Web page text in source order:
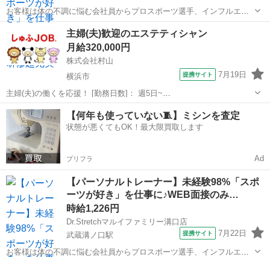
お客様は体の不調に悩む会社員からプロスポーツ選手、インフルエン
サーなど様々！ ストレッチを通して肩こりや腰痛などの悩みを改善し
たり ボディメイクやコンディショニングを行います！ <お仕事の流れ
> ▼受付 ▼ヒアリングシート...
横浜市 戸塚駅 エステ
主婦(夫)歓迎のエステティシャン
月給320,000円
株式会社村山
横浜市
提携サイト 7月19日
主婦(夫)の働くを応援！ [勤務日数]： 週5日~
09:00~18:00/09:00~12:00/12:00~15:00/15:00~18:00 月/火/水/木/金/土
などから選べます [勤務地・最寄駅]： 神奈川県...
神奈川 横浜市 エステ
【何年も使っていない🧵】ミシンを査定
状態が悪くてもOK！最大限買取します
プリフラ Ad
【パーソナルトレーナー】未経験98%「スポ
ーツが好き」を仕事に♪WEB面接のみ…
時給1,226円
Dr.Stretchマルイファミリー溝口店
武蔵溝ノ口駅
提携サイト 7月22日
お客様は体の不調に悩む会社員からプロスポーツ選手、インフルエン